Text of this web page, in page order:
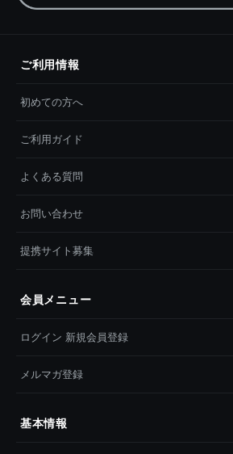
ご利用情報
初めての方へ
ご利用ガイド
よくある質問
お問い合わせ
提携サイト募集
会員メニュー
ログイン 新規会員登録
メルマガ登録
基本情報